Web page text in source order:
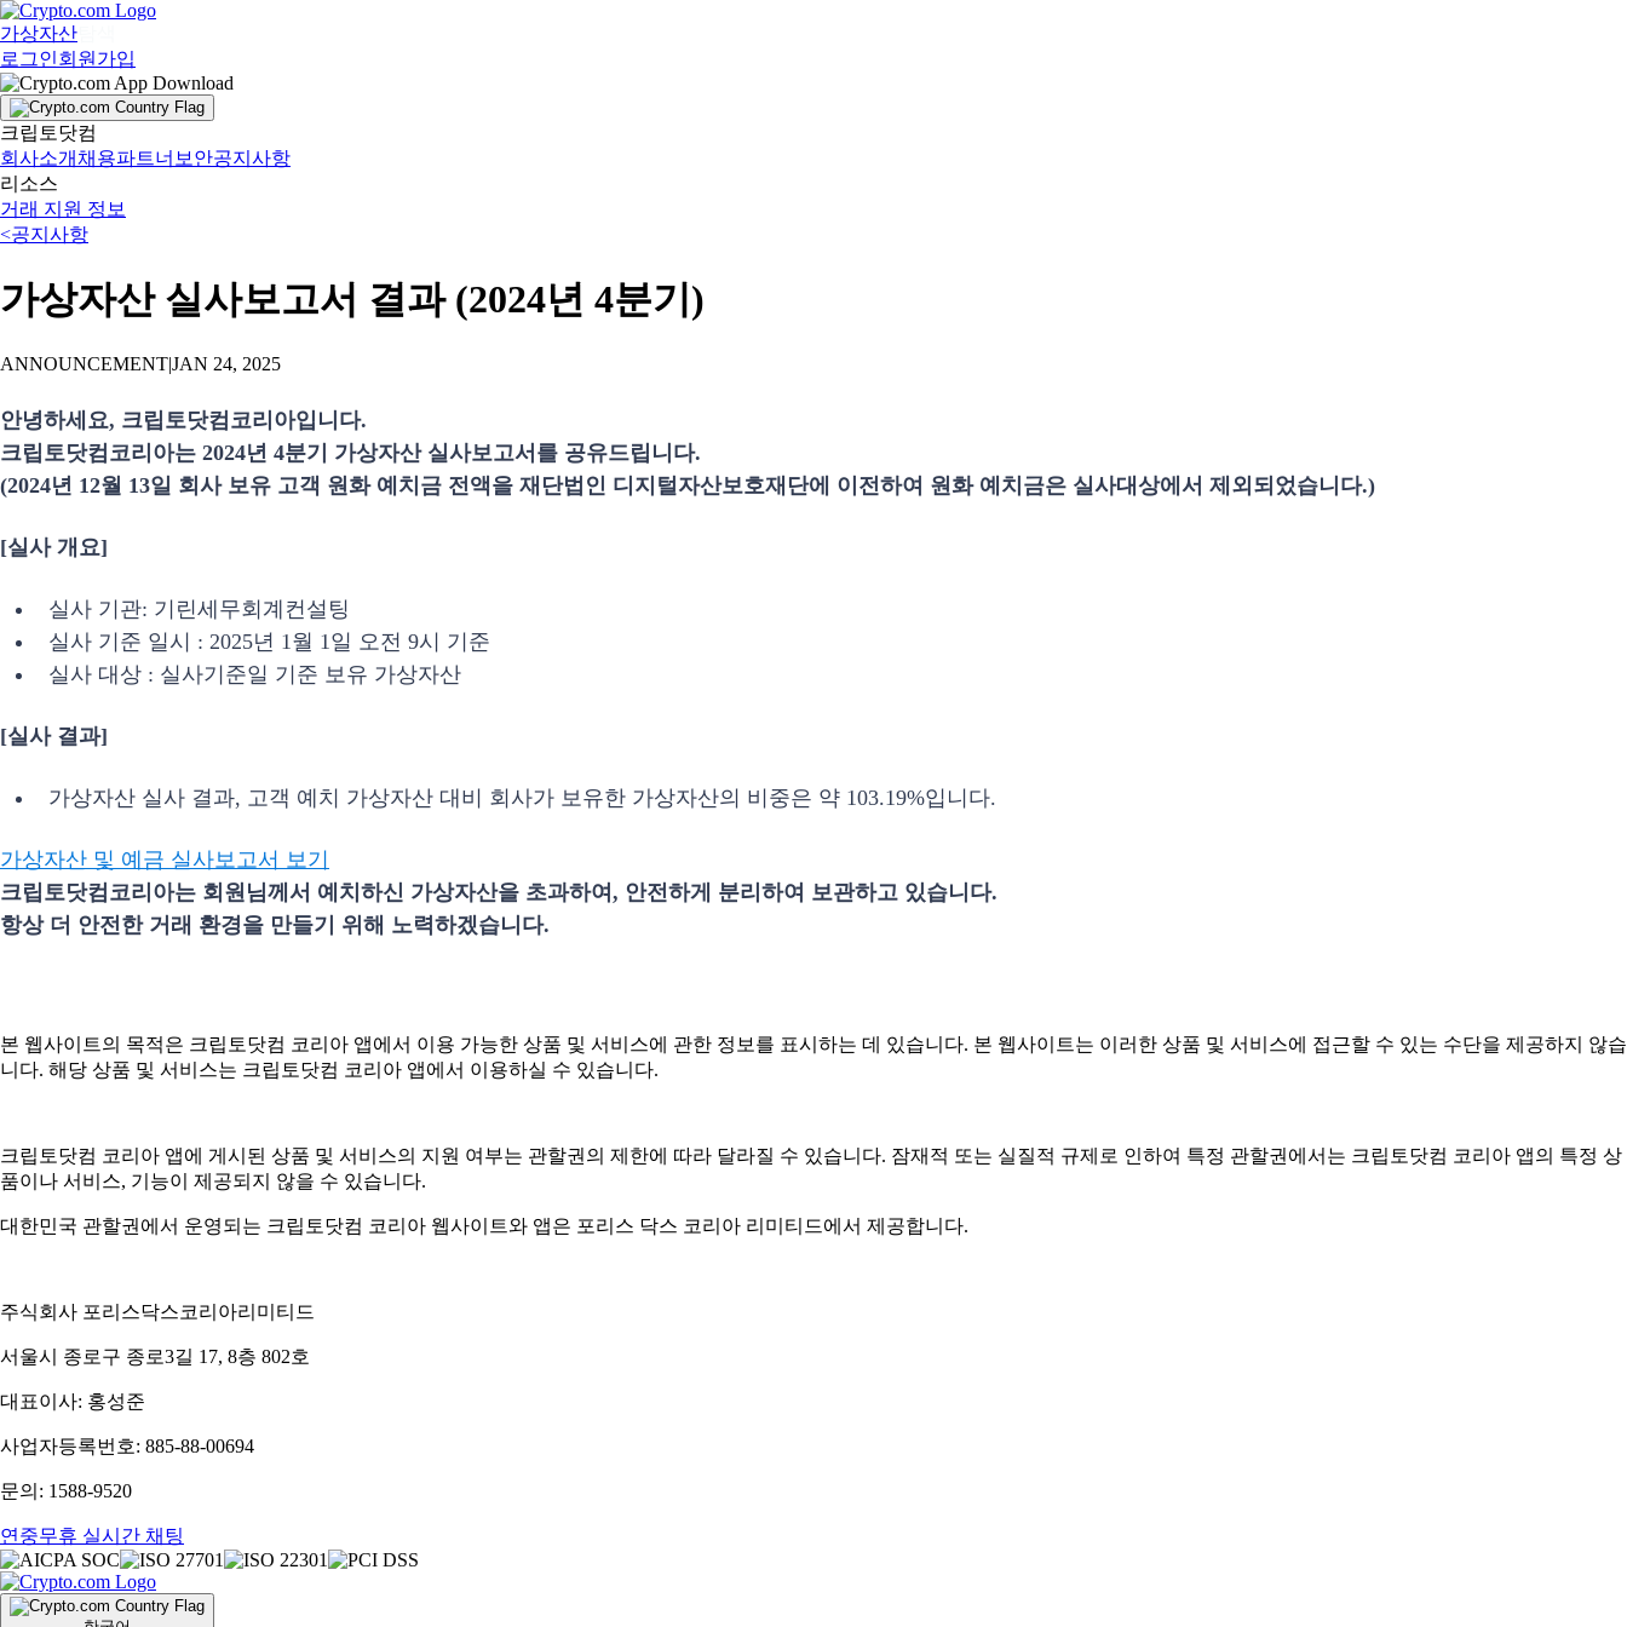
가상자산
로그인회원가입
크립토닷컴
회사소개 채용파트너 보안공지사항
리소스
거래 지원 정보
<공지사항
가상자산 실사보고서 결과 (2024년 4분기)
ANNOUNCEMENT|JAN 24, 2025
안녕하세요, 크립토닷컴코리아입니다.
크립토닷컴코리아는 2024년 4분기 가상자산 실사보고서를 공유드립니다.
(2024년 12월 13일 회사 보유 고객 원화 예치금 전액을 재단법인 디지털자산보호재단에 이전하여 원화 예치금은 실사대상에서 제외되었습니다.)
[실사 개요]
실사 기관: 기린세무회계컨설팅
실사 기준 일시 : 2025년 1월 1일 오전 9시 기준
실사 대상 : 실사기준일 기준 보유 가상자산
[실사 결과]
가상자산 실사 결과, 고객 예치 가상자산 대비 회사가 보유한 가상자산의 비중은 약 103.19%입니다.
가상자산 및 예금 실사보고서 보기
크립토닷컴코리아는 회원님께서 예치하신 가상자산을 초과하여, 안전하게 분리하여 보관하고 있습니다.
항상 더 안전한 거래 환경을 만들기 위해 노력하겠습니다.
본 웹사이트의 목적은 크립토닷컴 코리아 앱에서 이용 가능한 상품 및 서비스에 관한 정보를 표시하는 데 있습니다. 본 웹사이트는 이러한 상품 및 서비스에 접근할 수 있는 수단을 제공하지 않습
니다. 해당 상품 및 서비스는 크립토닷컴 코리아 앱에서 이용하실 수 있습니다.
크립토닷컴 코리아 앱에 게시된 상품 및 서비스의 지원 여부는 관할권의 제한에 따라 달라질 수 있습니다. 잠재적 또는 실질적 규제로 인하여 특정 관할권에서는 크립토닷컴 코리아 앱의 특정 상
품이나 서비스, 기능이 제공되지 않을 수 있습니다.
대한민국 관할권에서 운영되는 크립토닷컴 코리아 웹사이트와 앱은 포리스 닥스 코리아 리미티드에서 제공합니다.
주식회사 포리스닥스코리아리미티드
서울시 종로구 종로3길 17, 8층 802호
대표이사: 홍성준
사업자등록번호: 885-88-00694
문의: 1588-9520
연중무휴 실시간 채팅